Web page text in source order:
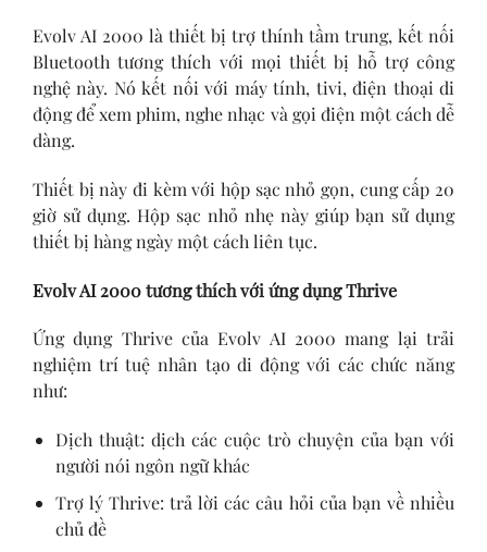
Evolv AI 2000 là thiết bị trợ thính tầm trung, kết nối
Bluetooth tương thích với mọi thiết bị hỗ trợ công
nghệ này. Nó kết nối với máy tính, tivi, điện thoại di
động để xem phim, nghe nhạc và gọi điện một cách dễ
dàng.
Thiết bị này đi kèm với hộp sạc nhỏ gọn, cung cấp 20
giờ sử dụng. Hộp sạc nhỏ nhẹ này giúp bạn sử dụng
thiết bị hàng ngày một cách liên tục.
Evolv AI 2000 tương thích với ứng dụng Thrive
Ứng dụng Thrive của Evolv AI 2000 mang lại trải
nghiệm trí tuệ nhân tạo di động với các chức năng
như:
Dịch thuật: dịch các cuộc trò chuyện của bạn với
người nói ngôn ngữ khác
Trợ lý Thrive: trả lời các câu hỏi của bạn về nhiều
chủ đề